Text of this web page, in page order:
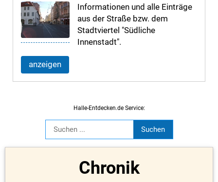
Informationen und alle Einträge
aus der Straße bzw. dem
Stadtviertel "Südliche
Innenstadt".
anzeigen
Halle-Entdecken.de Service:
Chronik